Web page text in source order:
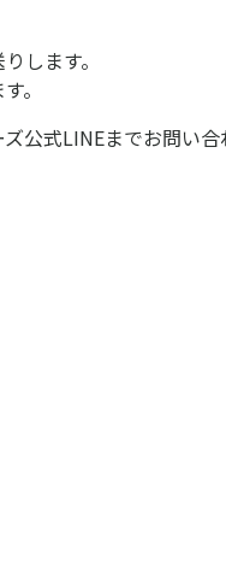
します。
。
公式LINEまでお問い合